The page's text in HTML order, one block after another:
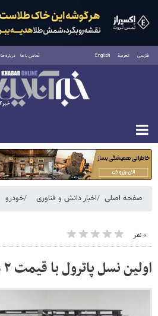
فارسی العربية English تماس با ما درباره ما
شنبه ۱۷ مرداد ۱۴۰۵
صفحه اصلی اخبار دانش و فناوری خودرو
۰ نفر
اولین نسل پاترول با قیمت ۲ میلیون تومانی